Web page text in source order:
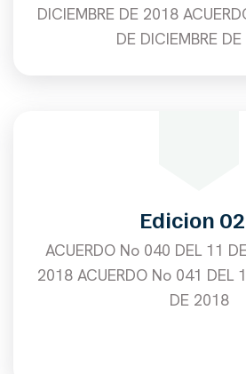
DICIEMBRE DE 2018
DE DICIEMBRE
Edicion
ACUERDO No 040 DEL 11
2018 ACUERDO No 041 DEL
DE 2018